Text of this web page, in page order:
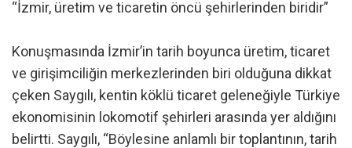
“İzmir, üretim ve ticaretin öncü şehirlerinden biridir”
Konuşmasında İzmir’in tarih boyunca üretim, ticaret
ve girişimciliğin merkezlerinden biri olduğuna dikkat
çeken Saygılı, kentin köklü ticaret geleneğiyle Türkiye
ekonomisinin lokomotif şehirleri arasında yer aldığını
belirtti. Saygılı, “Böylesine anlamlı bir toplantının, tarih